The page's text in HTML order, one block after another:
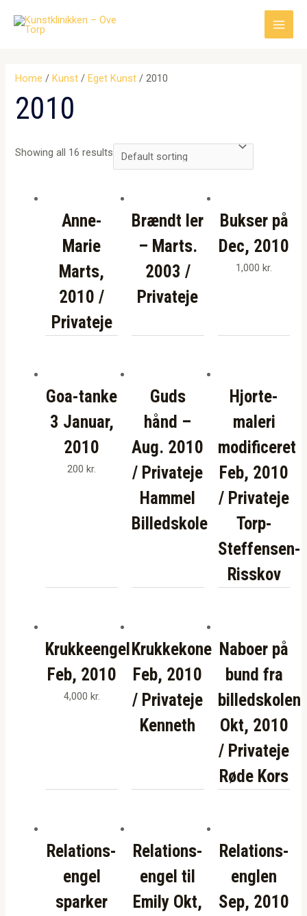
Main
Home /Kunst /Eget Kunst / 2010
2010
Showing all 16 results
Anne-
Marie
Marts,
2010 /
Privateje
Brændt ler
– Marts.
2003 /
Privateje
Bukser på
Dec, 2010
1,000kr.
Goa-tanke
3 Januar,
2010
200 kr.
Guds
hånd –
Aug. 2010
/ Privateje
Hammel
Billedskole
Hjorte-
maleri
modificeret
Feb, 2010
/ Privateje
Torp-
Steffensen-
Risskov
Krukkeengel
Feb, 2010
4,000 kr.
Krukkekone
Feb, 2010
/ Privateje
Kenneth
Naboer på
bund fra
billedskolen
Okt, 2010
/ Privateje
Røde Kors
Relations-
engel
sparker
Relations-
engel til
Emily Okt,
Relations-
englen
Sep, 2010